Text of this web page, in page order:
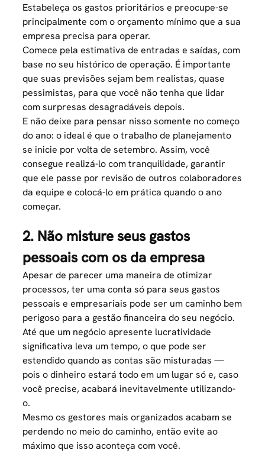
Estabeleça os gastos prioritários e preocupe-se
principalmente com o orçamento mínimo que a sua
empresa precisa para operar.
Comece pela estimativa de entradas e saídas, com
base no seu histórico de operação. É importante
que suas previsões sejam bem realistas, quase
pessimistas, para que você não tenha que lidar
com surpresas desagradáveis depois.
E não deixe para pensar nisso somente no começo
do ano: o ideal é que o trabalho de planejamento
se inicie por volta de setembro. Assim, você
consegue realizá-lo com tranquilidade, garantir
que ele passe por revisão de outros colaboradores
da equipe e colocá-lo em prática quando o ano
começar.
2. Não misture seus gastos
pessoais com os da empresa
Apesar de parecer uma maneira de otimizar
processos, ter uma conta só para seus gastos
pessoais e empresariais pode ser um caminho bem
perigoso para a gestão financeira do seu negócio.
Até que um negócio apresente lucratividade
significativa leva um tempo, o que pode ser
estendido quando as contas são misturadas —
pois o dinheiro estará todo em um lugar só e, caso
você precise, acabará inevitavelmente utilizando-
o.
Mesmo os gestores mais organizados acabam se
perdendo no meio do caminho, então evite ao
máximo que isso aconteça com você.